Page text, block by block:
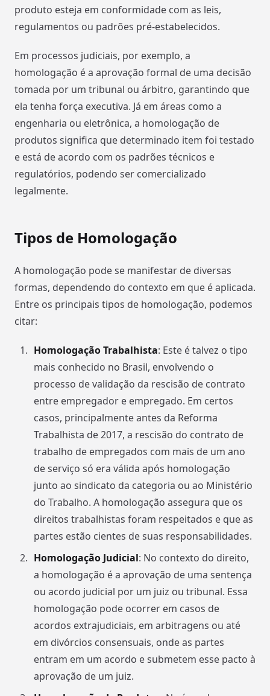
produto esteja em conformidade com as leis,
regulamentos ou padrões pré-estabelecidos.
Em processos judiciais, por exemplo, a
homologação é a aprovação formal de uma decisão
tomada por um tribunal ou árbitro, garantindo que
ela tenha força executiva. Já em áreas como a
engenharia ou eletrônica, a homologação de
produtos significa que determinado item foi testado
e está de acordo com os padrões técnicos e
regulatórios, podendo ser comercializado
legalmente.
Tipos de Homologação
A homologação pode se manifestar de diversas
formas, dependendo do contexto em que é aplicada.
Entre os principais tipos de homologação, podemos
citar:
Homologação Trabalhista: Este é talvez o tipo
mais conhecido no Brasil, envolvendo o
processo de validação da rescisão de contrato
entre empregador e empregado. Em certos
casos, principalmente antes da Reforma
Trabalhista de 2017, a rescisão do contrato de
trabalho de empregados com mais de um ano
de serviço só era válida após homologação
junto ao sindicato da categoria ou ao Ministério
do Trabalho. A homologação assegura que os
direitos trabalhistas foram respeitados e que as
partes estão cientes de suas responsabilidades.
Homologação Judicial: No contexto do direito,
a homologação é a aprovação de uma sentença
ou acordo judicial por um juiz ou tribunal. Essa
homologação pode ocorrer em casos de
acordos extrajudiciais, em arbitragens ou até
em divórcios consensuais, onde as partes
entram em um acordo e submetem esse pacto à
aprovação de um juiz.